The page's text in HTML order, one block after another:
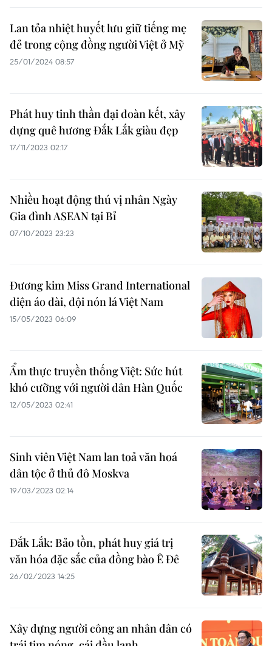
Lan tỏa nhiệt huyết lưu giữ tiếng mẹ
đẻ trong cộng đồng người Việt ở Mỹ
25/01/2024 08:57
Phát huy tinh thần đại đoàn kết, xây
dựng quê hương Đắk Lắk giàu đẹp
17/11/2023 02:17
Nhiều hoạt động thú vị nhân Ngày
Gia đình ASEAN tại Bỉ
07/10/2023 23:23
Đương kim Miss Grand International
diện áo dài, đội nón lá Việt Nam
15/05/2023 06:09
Ẩm thực truyền thống Việt: Sức hút
khó cưỡng với người dân Hàn Quốc
12/05/2023 02:41
Sinh viên Việt Nam lan toả văn hoá
dân tộc ở thủ đô Moskva
19/03/2023 02:14
Đắk Lắk: Bảo tồn, phát huy giá trị
văn hóa đặc sắc của đồng bào Ê Đê
26/02/2023 14:25
Xây dựng người công an nhân dân có